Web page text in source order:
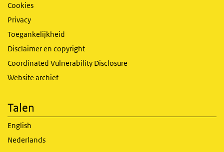
Cookies
Privacy
Toegankelijkheid
Disclaimer en copyright
Coordinated Vulnerability Disclosure
Website archief
Talen
English
Nederlands